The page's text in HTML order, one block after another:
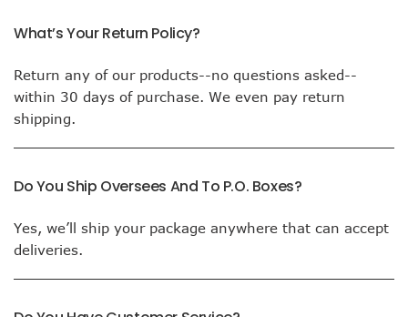
What’s Your Return Policy?
Return any of our products--no questions asked--
within 30 days of purchase. We even pay return
shipping.
Do You Ship Oversees And To P.O. Boxes?
Yes, we’ll ship your package anywhere that can accept
deliveries.